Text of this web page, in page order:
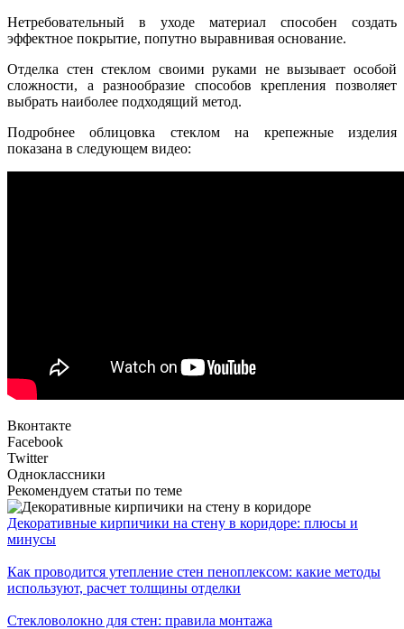
Нетребовательный в уходе материал способен создать
эффектное покрытие, попутно выравнивая основание.
Отделка стен стеклом своими руками не вызывает особой
сложности, а разнообразие способов крепления позволяет
выбрать наиболее подходящий метод.
Подробнее облицовка стеклом на крепежные изделия
показана в следующем видео:
Вконтакте
Facebook
Twitter
Одноклассники
Рекомендуем статьи по теме
Декоративные кирпичики на стену в коридоре: плюсы и
минусы
Как проводится утепление стен пеноплексом: какие методы
используют, расчет толщины отделки
Стекловолокно для стен: правила монтажа